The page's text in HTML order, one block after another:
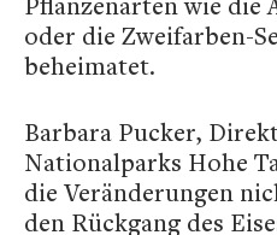
oder die Zweifarben-
beheimatet.
Barbara Pucker,
Nationalparks Hohe
die Veränderungen
den Rückgang des